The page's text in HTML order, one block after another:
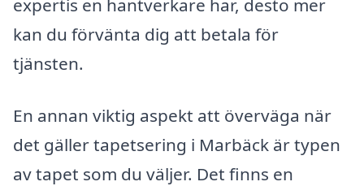
expertis en hantverkare har, desto mer
kan du förvänta dig att betala för
tjänsten.
En annan viktig aspekt att överväga när
det gäller tapetsering i Marbäck är typen
av tapet som du väljer. Det finns en